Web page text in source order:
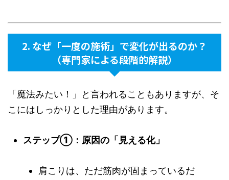
2. なぜ「一度の施術」で変化が出るのか？
（専門家による段階的解説）
「魔法みたい！」と言われることもありますが、そ
こにはしっかりとした理由があります。
ステップ①：原因の「見える化」
肩こりは、ただ筋肉が固まっているだ